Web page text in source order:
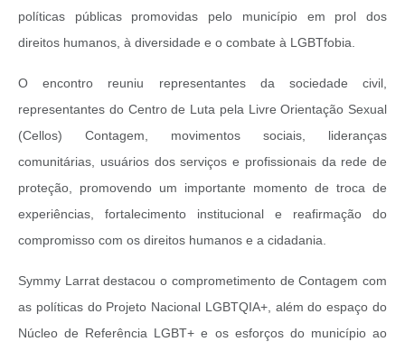
políticas públicas promovidas pelo município em prol dos
direitos humanos, à diversidade e o combate à LGBTfobia.
O encontro reuniu representantes da sociedade civil,
representantes do Centro de Luta pela Livre Orientação Sexual
(Cellos) Contagem, movimentos sociais, lideranças
comunitárias, usuários dos serviços e profissionais da rede de
proteção, promovendo um importante momento de troca de
experiências, fortalecimento institucional e reafirmação do
compromisso com os direitos humanos e a cidadania.
Symmy Larrat destacou o comprometimento de Contagem com
as políticas do Projeto Nacional LGBTQIA+, além do espaço do
Núcleo de Referência LGBT+ e os esforços do município ao